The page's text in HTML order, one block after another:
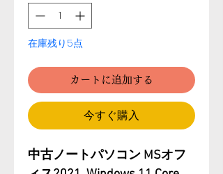
在庫残り5点
カートに追加する
今すぐ購入
中古ノートパソコン MSオフ